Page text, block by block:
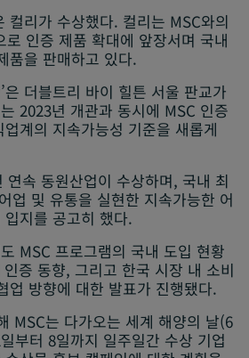
컬리가 수상했다. 컬리는 MSC와의
인증 제품 확대에 앞장서며 국내
품을 판매하고 있다.
은 더블트리 바이 힐튼 서울 판교가
2023년 개관과 동시에 MSC 인증
계의 지속가능성 기준을 새롭게
연속 동원산업이 수상하며, 국내 최
업 및 유통을 실현한 지속가능한 어
지를 공고히 했다.
MSC 프로그램의 국내 도입 현황
증 동향, 그리고 한국 시장 내 소비
업 방향에 대한 발표가 진행됐다.
MSC는 다가오는 세계 해양의 날(6
부터 8일까지 일주일간 수상 기업